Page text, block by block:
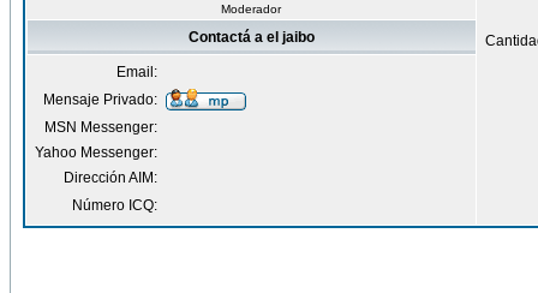
Moderador
Contactá a el jaibo
Email:
Mensaje Privado:
MSN Messenger:
Yahoo Messenger:
Dirección AIM:
Número ICQ: